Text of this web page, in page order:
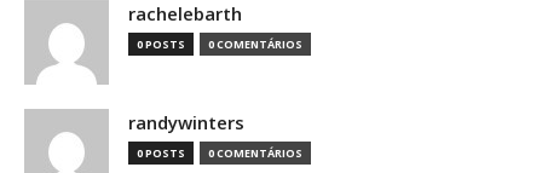
rachelebarth
0 POSTS 0 COMENTÁRIOS
randywinters
0 POSTS 0 COMENTÁRIOS